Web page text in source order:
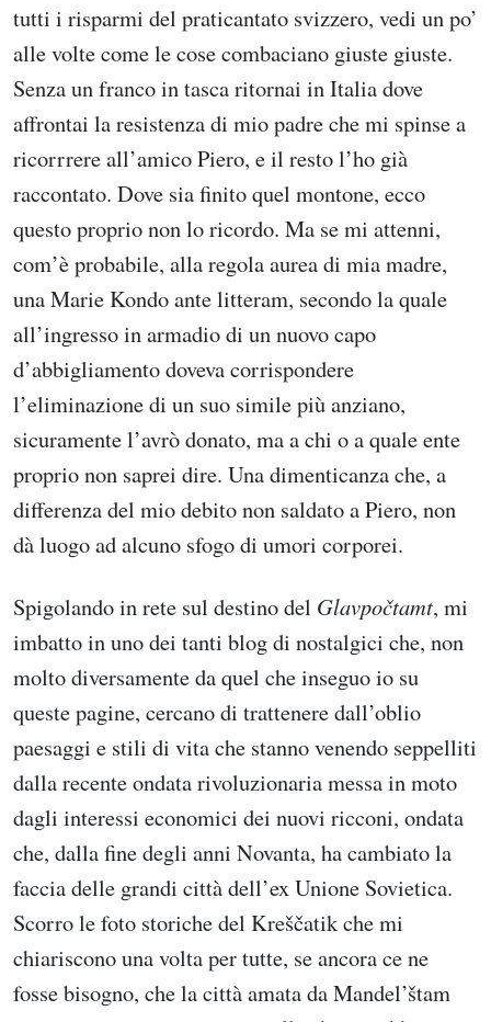
tutti i risparmi del praticantato svizzero, vedi un po’
alle volte come le cose combaciano giuste giuste.
Senza un franco in tasca ritornai in Italia dove
affrontai la resistenza di mio padre che mi spinse a
ricorrrere all’amico Piero, e il resto l’ho già
raccontato. Dove sia finito quel montone, ecco
questo proprio non lo ricordo. Ma se mi attenni,
com’è probabile, alla regola aurea di mia madre,
una Marie Kondo ante litteram, secondo la quale
all’ingresso in armadio di un nuovo capo
d’abbigliamento doveva corrispondere
l’eliminazione di un suo simile più anziano,
sicuramente l’avrò donato, ma a chi o a quale ente
proprio non saprei dire. Una dimenticanza che, a
differenza del mio debito non saldato a Piero, non
dà luogo ad alcuno sfogo di umori corporei.
Spigolando in rete sul destino del Glavpočtamt, mi
imbatto in uno dei tanti blog di nostalgici che, non
molto diversamente da quel che inseguo io su
queste pagine, cercano di trattenere dall’oblio
paesaggi e stili di vita che stanno venendo seppelliti
dalla recente ondata rivoluzionaria messa in moto
dagli interessi economici dei nuovi ricconi, ondata
che, dalla fine degli anni Novanta, ha cambiato la
faccia delle grandi città dell’ex Unione Sovietica.
Scorro le foto storiche del Kreščatik che mi
chiariscono una volta per tutte, se ancora ce ne
fosse bisogno, che la città amata da Mandel’štam